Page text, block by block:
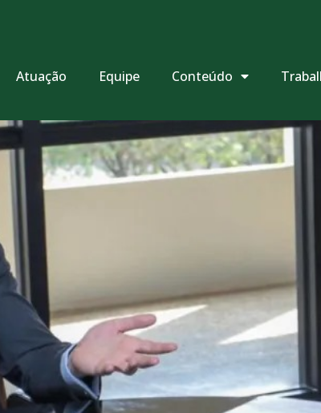
Atuação Equipe Conteúdo